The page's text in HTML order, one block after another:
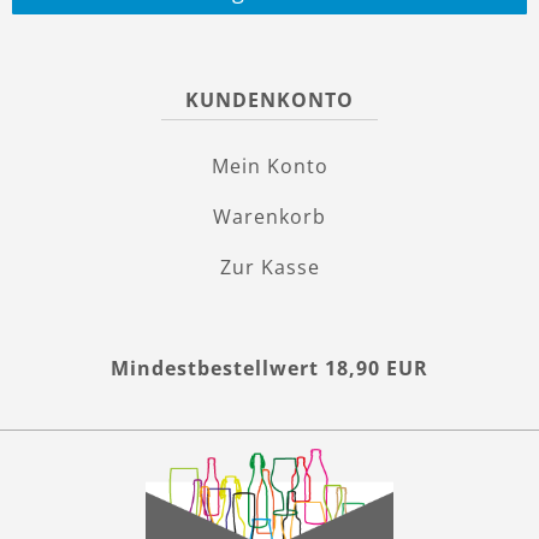
KUNDENKONTO
Mein Konto
Warenkorb
Zur Kasse
Mindestbestellwert 18,90 EUR